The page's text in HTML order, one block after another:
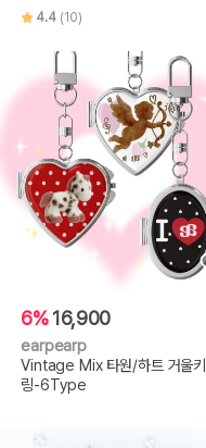
4.4 (10)
6% 16,900
earpearp
Vintage Mix 타원/하트 거울키
링-6Type